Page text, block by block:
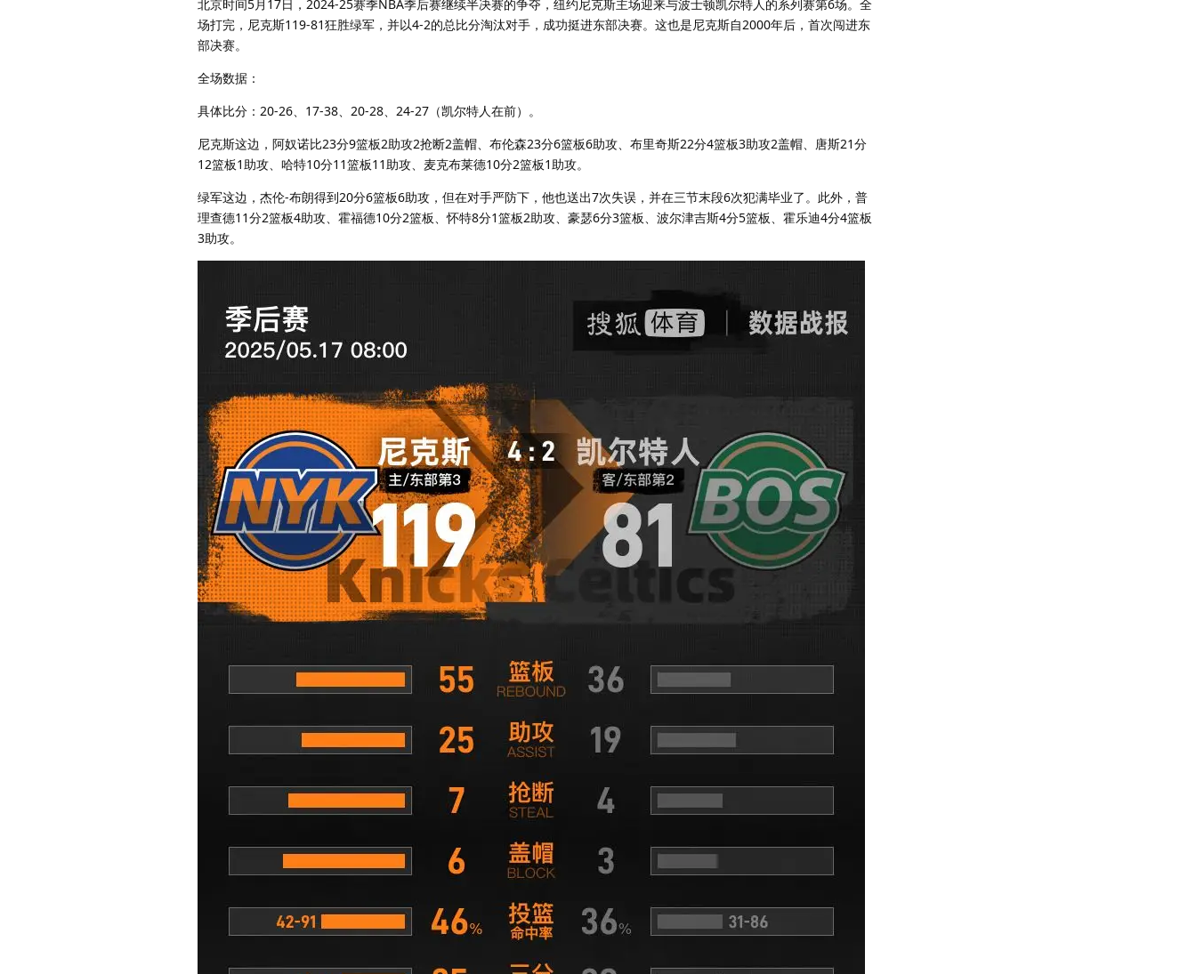
北京时间5月17日，2024-25赛季NBA季后赛继续半决赛的争夺，纽约尼克斯主场迎来与波士顿凯尔特人的系列赛第6场。全
场打完，尼克斯119-81狂胜绿军，并以4-2的总比分淘汰对手，成功挺进东部决赛。这也是尼克斯自2000年后，首次闯进东
部决赛。
全场数据：
具体比分：20-26、17-38、20-28、24-27（凯尔特人在前）。
尼克斯这边，阿奴诺比23分9篮板2助攻2抢断2盖帽、布伦森23分6篮板6助攻、布里奇斯22分4篮板3助攻2盖帽、唐斯21分
12篮板1助攻、哈特10分11篮板11助攻、麦克布莱德10分2篮板1助攻。
绿军这边，杰伦-布朗得到20分6篮板6助攻，但在对手严防下，他也送出7次失误，并在三节末段6次犯满毕业了。此外，普
理查德11分2篮板4助攻、霍福德10分2篮板、怀特8分1篮板2助攻、豪瑟6分3篮板、波尔津吉斯4分5篮板、霍乐迪4分4篮板
3助攻。